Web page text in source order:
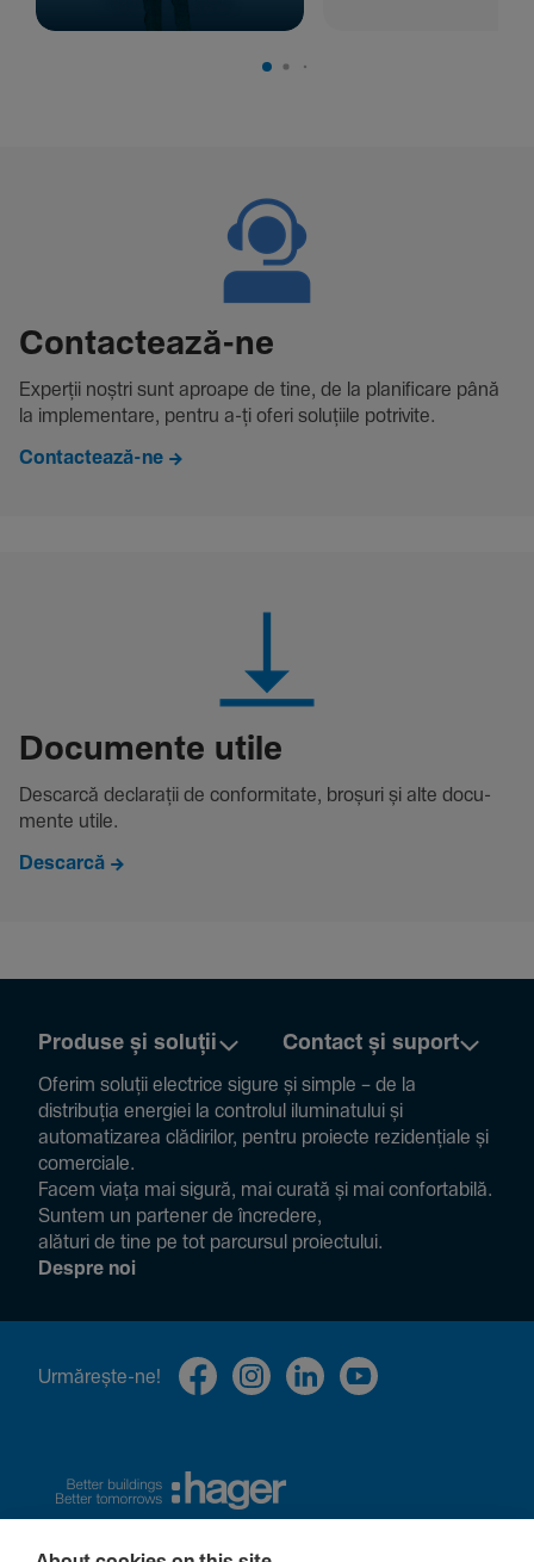
Contac­tează-ne
Experții noștri sunt aproape de tine, de la plani­fi­care până
la imple­men­tare, pentru a-ți oferi solu­țiile potri­vite.
Contactează-ne
Docu­mente utile
Descarcă decla­rații de conformitate, broșuri și alte docu­
mente utile.
Descarcă
Produse și soluții Contact și suport
Oferim soluții electrice sigure și simple – de la
distribuția energiei la controlul ilumi­na­tului și
auto­ma­ti­zarea clădi­rilor, pentru proiecte rezi­den­țiale și
comer­ciale.
Facem viața mai sigură, mai curată și mai confor­ta­bilă.
Suntem un partener de încre­dere,
alături de tine pe tot parcursul proiec­tului.
Despre noi
Urmă­rește-ne!